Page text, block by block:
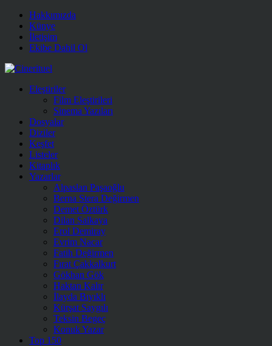
Hakkımızda
Künye
İletişim
Ekibe Dahil Ol
Eleştiriler
Film Eleştirileri
Sinema Yazıları
Dosyalar
Diziler
Keşfet
Listeler
Kitaplık
Yazarlar
Alpaslan Paşaoğlu
Berna Stera Değirmen
Demet Öztürk
Dilan Salkaya
Erol Demiray
Evrim Nacar
Fatih Değirmen
Fırat Çakkalkurt
Gökhan Gök
Haktan Kalır
İlayda Bıyıklı
Kürşat Saygılı
Teksin Begeç
Konuk Yazar
Top 150